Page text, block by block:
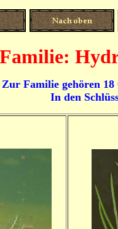
Familie:
Zur Familie gehören 18
In den